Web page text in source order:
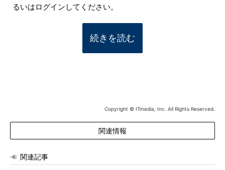
るいはログインしてください。
続きを読む
Copyright © ITmedia, Inc. All Rights Reserved.
関連情報
関連記事